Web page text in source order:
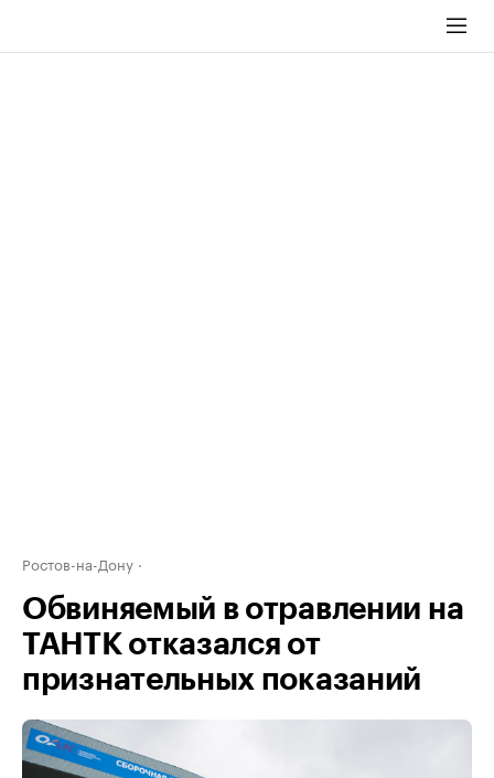
Ростов-на-Дону
Обвиняемый в отравлении на
ТАНТК отказался от
признательных показаний